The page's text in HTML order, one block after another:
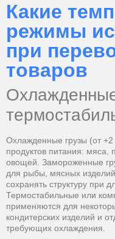
Какие
режимы
при
товаров
Охлажденные грузы (от
продуктов питания: мяса,
овощей. Замороженные
для рыбы, мясных
сохранять структуру при
Термостабильные или
применяются для
кондитерских изделий и
требующих охлаждения.